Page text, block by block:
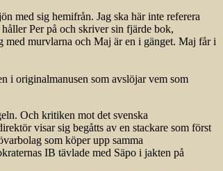
med sig hemifrån. Jag ska här inte referera
Per på och skriver sin fjärde bok,
med murvlarna och Maj är en i gänget. Maj får i
i originalmanusen som avslöjar vem som
Och kritiken mot det svenska
visar sig begåtts av en stackare som först
som köper upp samma
IB tävlade med Säpo i jakten på